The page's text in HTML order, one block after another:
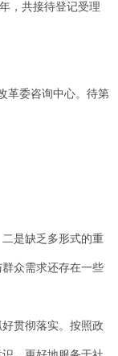
，共接待登记受理
革委咨询中心。待第
是缺乏多形式的重
众需求还存在一些
贯彻落实。按照政